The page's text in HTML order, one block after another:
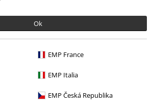
Ok
EMP France
EMP Italia
EMP Česká Republika
Scelte.
Dream Theater